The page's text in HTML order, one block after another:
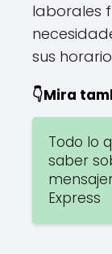
laborales
sus
👇Mira
Todo lo
saber
Express